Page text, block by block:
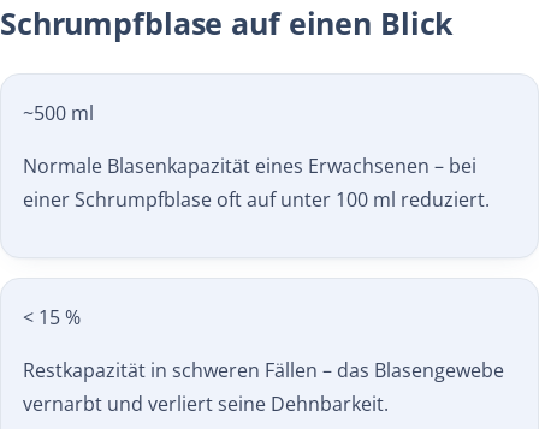
Schrumpfblase auf einen Blick
~500 ml
Normale Blasen­kapazität eines Erwachsenen – bei
einer Schrumpfblase oft auf unter 100 ml reduziert.
< 15 %
Restkapazität in schweren Fällen – das Blasen­gewebe
vernarbt und verliert seine Dehnbarkeit.